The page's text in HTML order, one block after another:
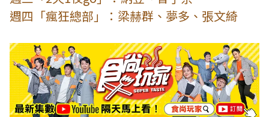
週四「瘋狂總部」：梁赫群、夢多、張文綺